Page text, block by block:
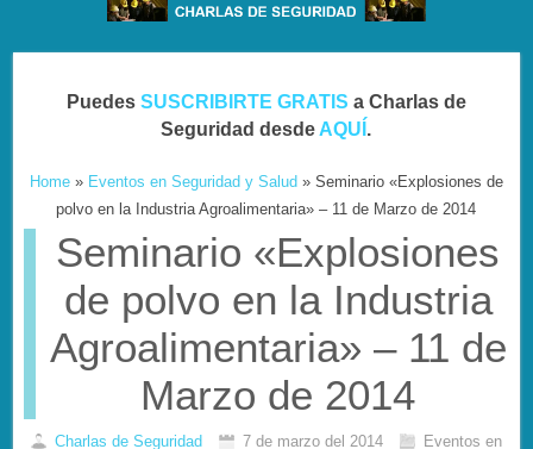
Puedes SUSCRIBIRTE GRATIS a Charlas de
Seguridad desde AQUÍ .
Home» Eventos en Seguridad y Salud » Seminario «Explosiones de
polvo en la Industria Agroalimentaria» – 11 de Marzo de 2014
Seminario «Explosiones
de polvo en la Industria
Agroalimentaria» – 11 de
Marzo de 2014
Charlas de Seguridad 7 de marzo del 2014
Eventos en